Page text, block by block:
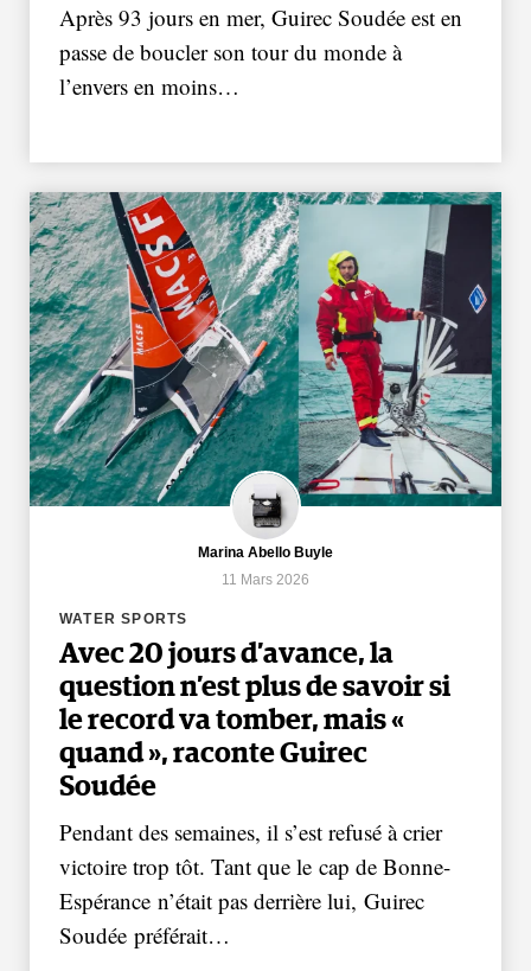
Après 93 jours en mer, Guirec Soudée est en
passe de boucler son tour du monde à
l’envers en moins…
Marina Abello Buyle
11 Mars 2026
WATER SPORTS
Avec 20 jours d’avance, la
question n’est plus de savoir si
le record va tomber, mais «
quand », raconte Guirec
Soudée
Pendant des semaines, il s’est refusé à crier
victoire trop tôt. Tant que le cap de Bonne-
Espérance n’était pas derrière lui, Guirec
Soudée préférait…